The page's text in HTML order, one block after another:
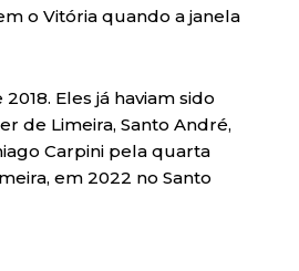
o Vitória quando a janela
Eles já haviam sido
de Limeira, Santo André,
Carpini pela quarta
em 2022 no Santo